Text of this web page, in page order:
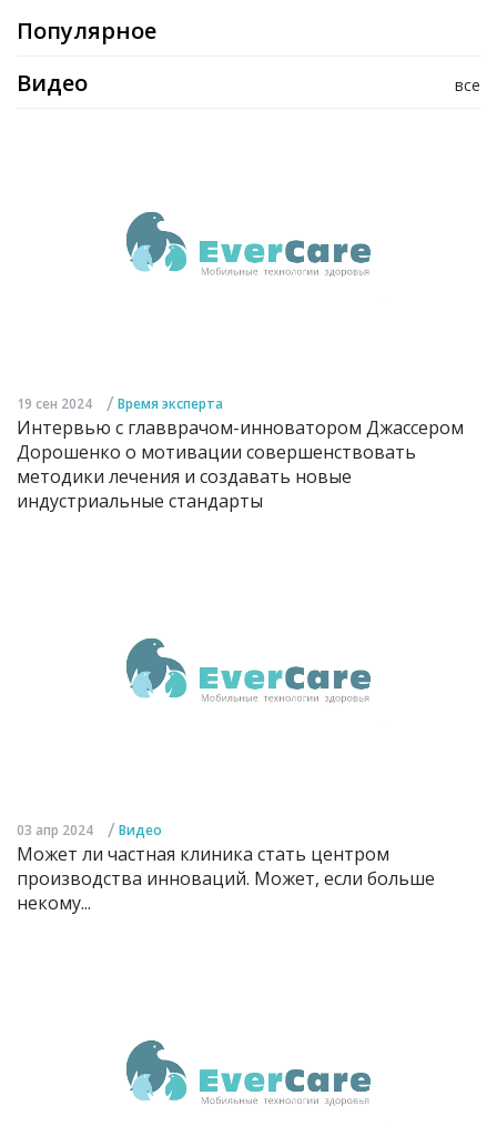
Популярное
все
Видео
19 сен 2024 / Время эксперта
Интервью с главврачом-инноватором Джассером
Дорошенко о мотивации совершенствовать
методики лечения и создавать новые
индустриальные стандарты
03 апр 2024 / Видео
Может ли частная клиника стать центром
производства инноваций. Может, если больше
некому...